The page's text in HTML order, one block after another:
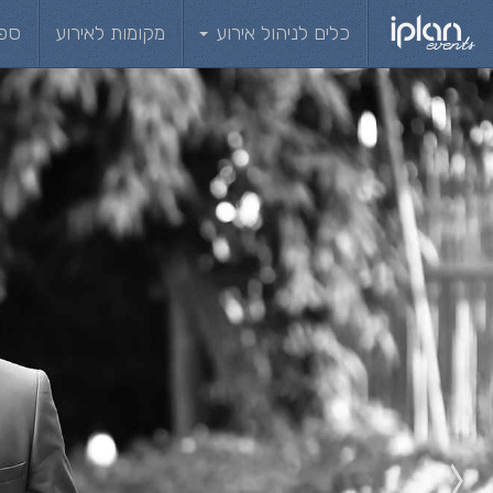
כלים לניהול אירוע מקומות לאירוע